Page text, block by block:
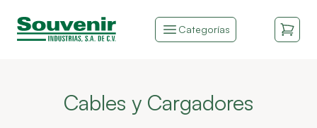
Categorías
Cables y Cargadores